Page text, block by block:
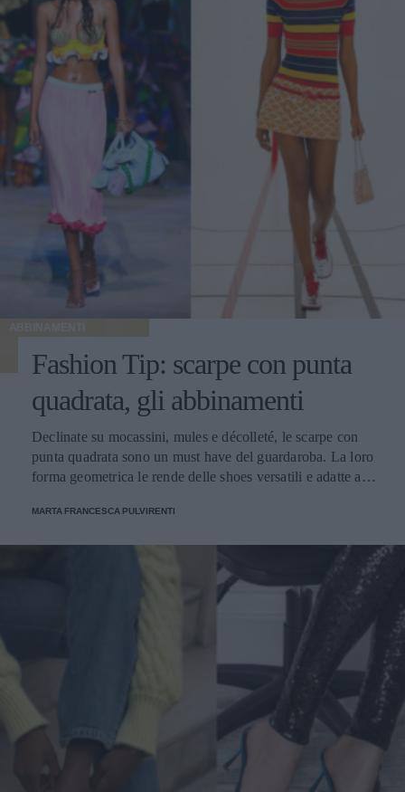
ABBINAMENTI
Fashion Tip: scarpe con punta
quadrata, gli abbinamenti
Declinate su mocassini, mules e décolleté, le scarpe con
punta quadrata sono un must have del guardaroba. La loro
forma geometrica le rende delle shoes versatili e adatte a
MARTA FRANCESCA PULVIRENTI